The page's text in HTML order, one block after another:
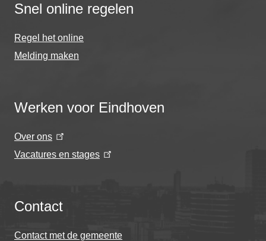
Snel online regelen
Regel het online
Melding maken
Werken voor Eindhoven
Over ons
Vacatures en stages
Contact
Contact met de gemeente